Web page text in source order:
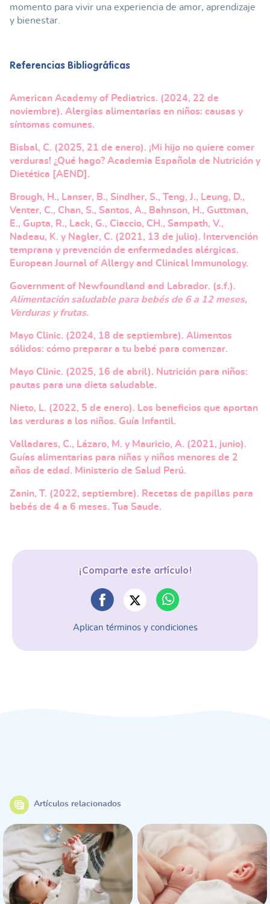
momento para vivir una experiencia de amor, aprendizaje
y bienestar.
Referencias Bibliográficas
American Academy of Pediatrics. (2024, 22 de
noviembre). Alergias alimentarias en niños: causas y
síntomas comunes.
Bisbal, C. (2025, 21 de enero). ¡Mi hijo no quiere comer
verduras! ¿Qué hago? Academia Española de Nutrición y
Dietética [AEND].
Brough, H., Lanser, B., Sindher, S., Teng, J., Leung, D.,
Venter, C., Chan, S., Santos, A., Bahnson, H., Guttman,
E., Gupta, R., Lack, G., Ciaccio, CH., Sampath, V.,
Nadeau, K. y Nagler, C. (2021, 13 de julio). Intervención
temprana y prevención de enfermedades alérgicas.
European Journal of Allergy and Clinical Immunology.
Government of Newfoundland and Labrador. (s.f.).
Alimentación saludable para bebés de 6 a 12 meses,
Verduras y frutas.
Mayo Clinic. (2024, 18 de septiembre). Alimentos
sólidos: cómo preparar a tu bebé para comenzar.
Mayo Clinic. (2025, 16 de abril). Nutrición para niños:
pautas para una dieta saludable.
Nieto, L. (2022, 5 de enero). Los beneficios que aportan
las verduras a los niños. Guía Infantil.
Valladares, C., Lázaro, M. y Mauricio, A. (2021, junio).
Guías alimentarias para niñas y niños menores de 2
años de edad. Ministerio de Salud Perú.
Zanin, T. (2022, septiembre). Recetas de papillas para
bebés de 4 a 6 meses. Tua Saude.
¡Comparte este artículo!
Aplican términos y condiciones
Artículos relacionados